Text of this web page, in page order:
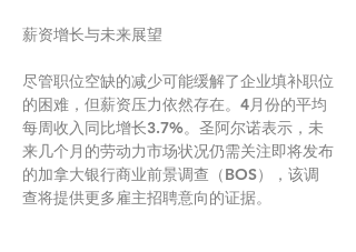
薪资增长与未来展望
尽管职位空缺的减少可能缓解了企业填补职位
的困难，但薪资压力依然存在。4月份的平均
每周收入同比增长3.7%。圣阿尔诺表示，未
来几个月的劳动力市场状况仍需关注即将发布
的加拿大银行商业前景调查（BOS），该调
查将提供更多雇主招聘意向的证据。